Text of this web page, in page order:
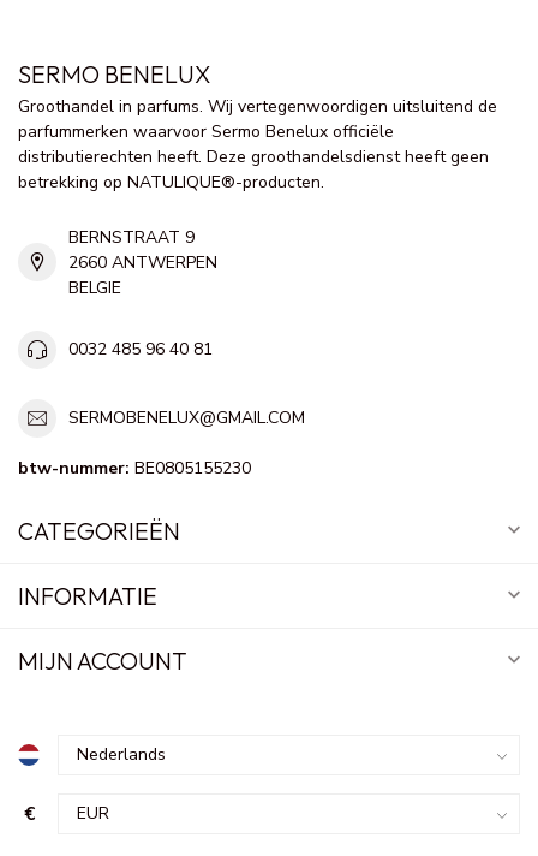
SERMO BENELUX
Groothandel in parfums. Wij vertegenwoordigen uitsluitend de
parfummerken waarvoor Sermo Benelux officiële
distributierechten heeft. Deze groothandelsdienst heeft geen
betrekking op NATULIQUE®-producten.
BERNSTRAAT 9
2660 ANTWERPEN
BELGIE
0032 485 96 40 81
SERMOBENELUX@GMAIL.COM
btw-nummer: BE0805155230
CATEGORIEËN
INFORMATIE
MIJN ACCOUNT
€